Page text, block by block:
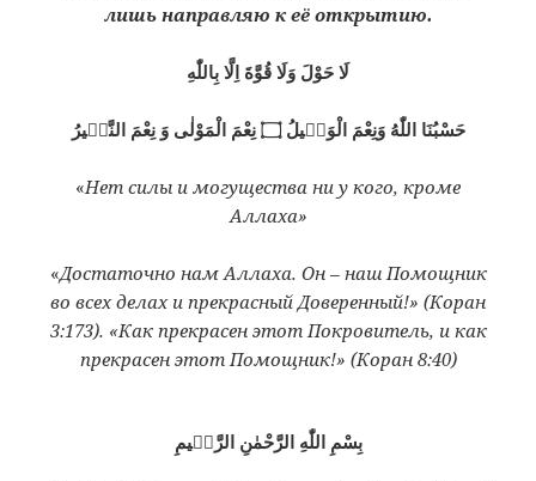
лишь направляю к её открытию.
لَا حَوْلَ وَلَا قُوَّةَ اِلَّا بِاللّٰهِ
حَسْبُنَا اللّٰهُ وَنِعْمَ الْوَكٖيلُ ۝ نِعْمَ الْمَوْلٰى وَ نِعْمَ النَّصٖيرُ
«Нет силы и могущества ни у кого, кроме
Аллаха»
«Достаточно нам Аллаха. Он – наш Помощник
во всех делах и прекрасный Доверенный!» (Коран
3:173). «Как прекрасен этот Покровитель, и как
прекрасен этот Помощник!» (Коран 8:40)
بِسْمِ اللّٰهِ الرَّحْمٰنِ الرَّحٖيمِ